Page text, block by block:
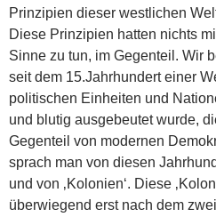
Prinzipien dieser westlichen
Diese Prinzipien hatten nichts
Sinne zu tun, im Gegenteil. Wir
seit dem 15.Jahrhundert einer
politischen Einheiten und
und blutig ausgebeutet wurde,
Gegenteil von modernen
sprach man von diesen
und von ‚Kolonien‘. Diese
überwiegend erst nach dem